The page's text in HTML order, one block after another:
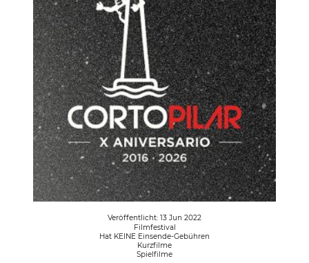
Veröffentlicht: 13 Jun 2022
Filmfestival
Hat KEINE Einsende-Gebühren
Kurzfilme
Spielfilme